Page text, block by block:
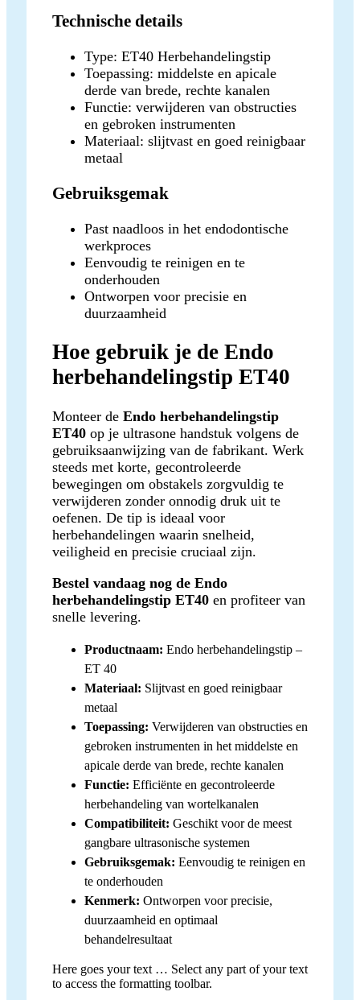
Technische details
Type: ET40 Herbehandelingstip
Toepassing: middelste en apicale
derde van brede, rechte kanalen
Functie: verwijderen van obstructies
en gebroken instrumenten
Materiaal: slijtvast en goed reinigbaar
metaal
Gebruiksgemak
Past naadloos in het endodontische
werkproces
Eenvoudig te reinigen en te
onderhouden
Ontworpen voor precisie en
duurzaamheid
Hoe gebruik je de Endo
herbehandelingstip ET40
Monteer de Endo herbehandelingstip
ET40 op je ultrasone handstuk volgens de
gebruiksaanwijzing van de fabrikant. Werk
steeds met korte, gecontroleerde
bewegingen om obstakels zorgvuldig te
verwijderen zonder onnodig druk uit te
oefenen. De tip is ideaal voor
herbehandelingen waarin snelheid,
veiligheid en precisie cruciaal zijn.
Bestel vandaag nog de Endo
herbehandelingstip ET40 en profiteer van
snelle levering.
Productnaam: Endo herbehandelingstip –
ET 40
Materiaal: Slijtvast en goed reinigbaar
metaal
Toepassing: Verwijderen van obstructies en
gebroken instrumenten in het middelste en
apicale derde van brede, rechte kanalen
Functie: Efficiënte en gecontroleerde
herbehandeling van wortelkanalen
Compatibiliteit: Geschikt voor de meest
gangbare ultrasonische systemen
Gebruiksgemak: Eenvoudig te reinigen en
te onderhouden
Kenmerk: Ontworpen voor precisie,
duurzaamheid en optimaal
behandelresultaat
Here goes your text … Select any part of your text
to access the formatting toolbar.